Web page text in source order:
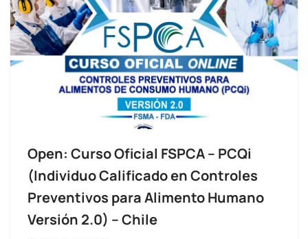
Open: Curso Oficial FSPCA – PCQi
(Individuo Calificado en Controles
Preventivos para Alimento Humano
Versión 2.0) – Chile